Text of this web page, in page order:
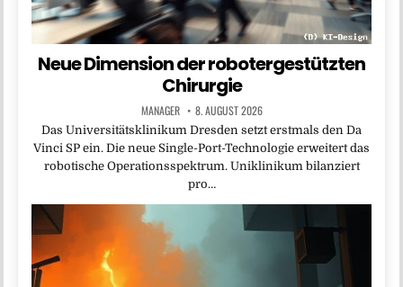
Neue Dimension der robotergestützten
Chirurgie
MANAGER 8. AUGUST 2026
Das Universitätsklinikum Dresden setzt erstmals den Da
Vinci SP ein. Die neue Single-Port-Technologie erweitert das
robotische Operationsspektrum. Uniklinikum bilanziert
pro…